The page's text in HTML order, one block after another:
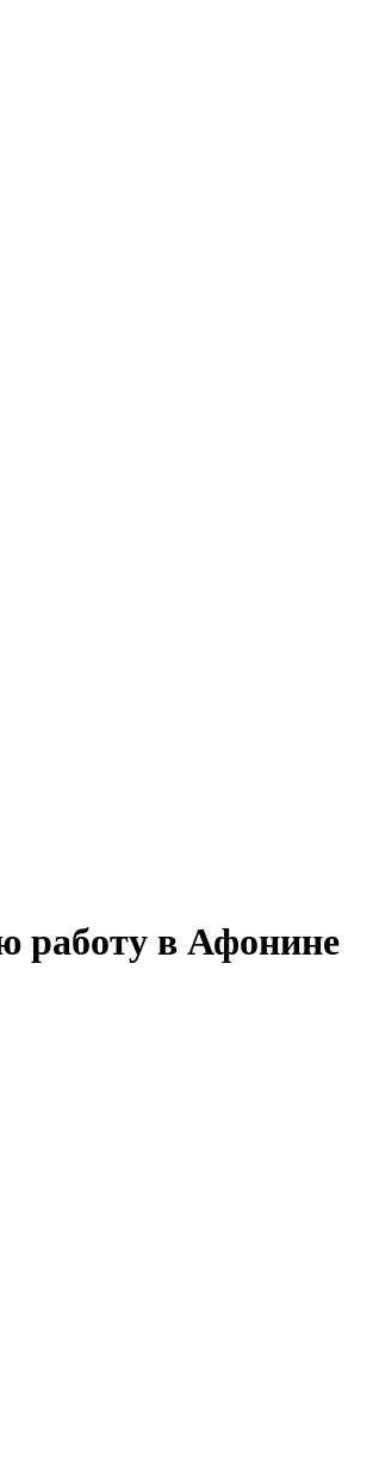
работу в Афонине